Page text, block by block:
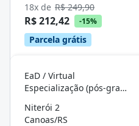
18x de R$ 249,90
R$ 212,42 -15%
Parcela grátis
EaD / Virtual
Especialização (pós-graduação)
Niterói 2
Canoas/RS